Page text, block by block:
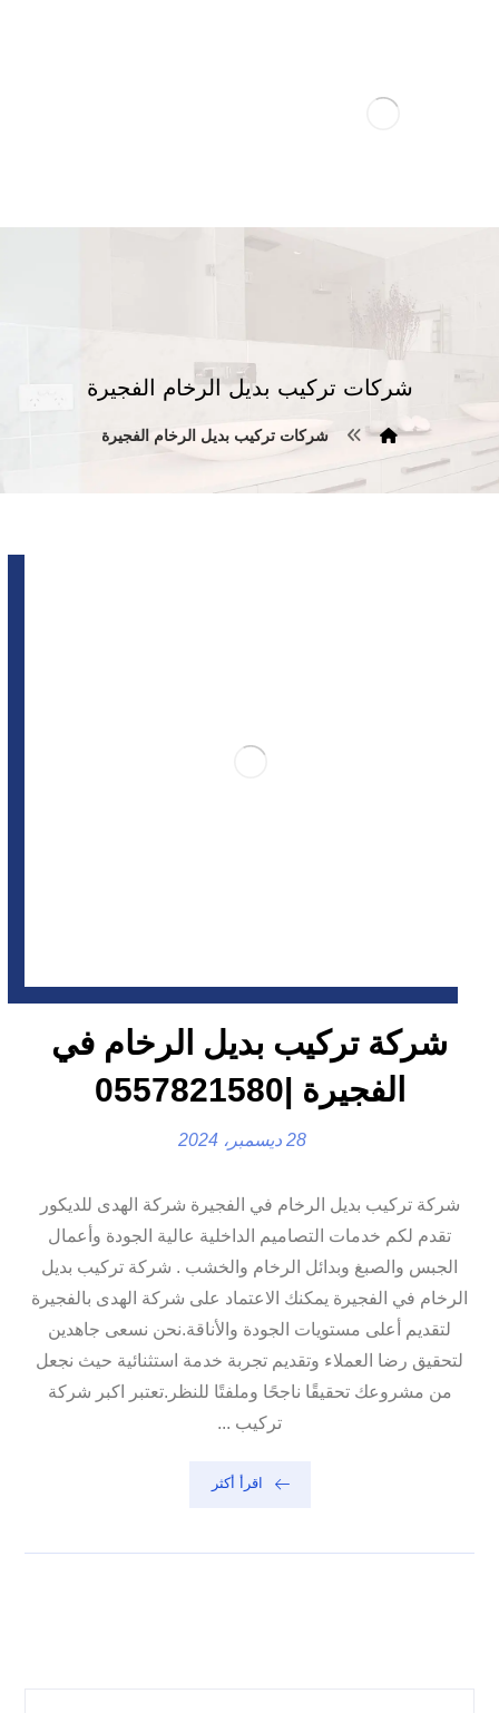
شركات تركيب بديل الرخام الفجيرة
شركات تركيب بديل الرخام الفجيرة
شركة تركيب بديل الرخام في
الفجيرة |0557821580
28 ديسمبر، 2024
شركة تركيب بديل الرخام في الفجيرة شركة الهدى للديكور
تقدم لكم خدمات التصاميم الداخلية عالية الجودة وأعمال
الجبس والصبغ وبدائل الرخام والخشب . شركة تركيب بديل
الرخام في الفجيرة يمكنك الاعتماد على شركة الهدى بالفجيرة
لتقديم أعلى مستويات الجودة والأناقة.نحن نسعى جاهدين
لتحقيق رضا العملاء وتقديم تجربة خدمة استثنائية حيث نجعل
من مشروعك تحقيقًا ناجحًا وملفتًا للنظر.تعتبر اكبر شركة
تركيب ...
اقرأ أكثر